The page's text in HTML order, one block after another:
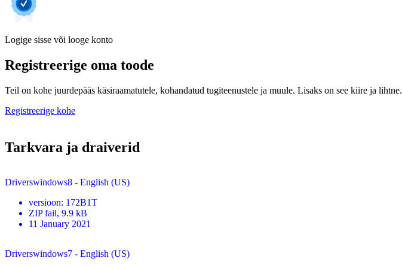
Logige sisse või looge konto
Registreerige oma toode
Teil on kohe juurdepääs käsiraamatutele, kohandatud tugiteenustele ja muule. Lisaks on see kiire ja lihtne.
Registreerige kohe
Tarkvara ja draiverid
Driverswindows8 - English (US)
versioon: 172B1T
ZIP fail, 9.9 kB
11 January 2021
Driverswindows7 - English (US)